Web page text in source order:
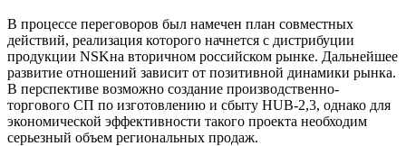
В процессе переговоров был намечен план совместных
действий, реализация которого начнется с дистрибуции
продукции NSKна вторичном российском рынке. Дальнейшее
развитие отношений зависит от позитивной динамики рынка.
В перспективе возможно создание производственно-
торгового СП по изготовлению и сбыту HUB-2,3, однако для
экономической эффективности такого проекта необходим
серьезный объем региональных продаж.